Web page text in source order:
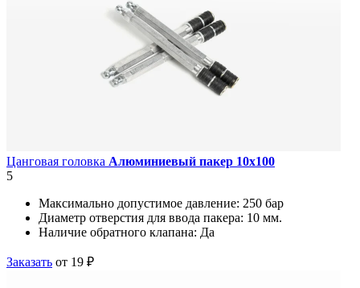
Цанговая головка Алюминиевый пакер 10х100
5
Максимально допустимое давление: 250 бар
Диаметр отверстия для ввода пакера: 10 мм.
Наличие обратного клапана: Да
Заказать от 19 ₽